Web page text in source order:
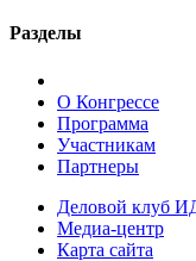
Разделы
О Конгрессе
Программа
Участникам
Партнеры
Деловой клуб
Медиа-центр
Карта сайта